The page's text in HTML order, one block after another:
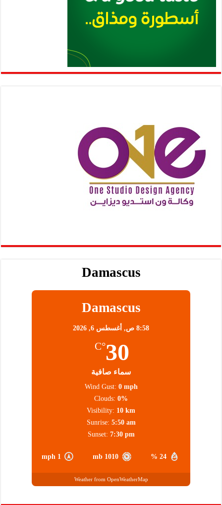
Damascus
Damascus
8:58 ص, أغسطس 6, 2026
30
°C
سماء صافية
24 %
1010 mb
1 mph
Wind Gust: 0 mph
Clouds: 0%
Visibility: 10 km
Sunrise: 5:50 am
Sunset: 7:30 pm
Weather from OpenWeatherMap